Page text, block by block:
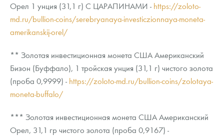
Орел 1 унция (31,1 г) С ЦАРАПИНАМИ - https://zoloto-
md.ru/bullion-coins/serebryanaya-investiczionnaya-moneta-
amerikanskij-orel/
** Золотая инвестиционная монета США Американский
Бизон (Буффало), 1 тройская унция (31,1 г) чистого золота
(проба 0,9999) - https://zoloto-md.ru/bullion-coins/zolotaya-
moneta-buffalo/
*** Золотая инвестиционная монета США Американский
Орел, 31,1 гр чистого золота (проба 0,9167) -